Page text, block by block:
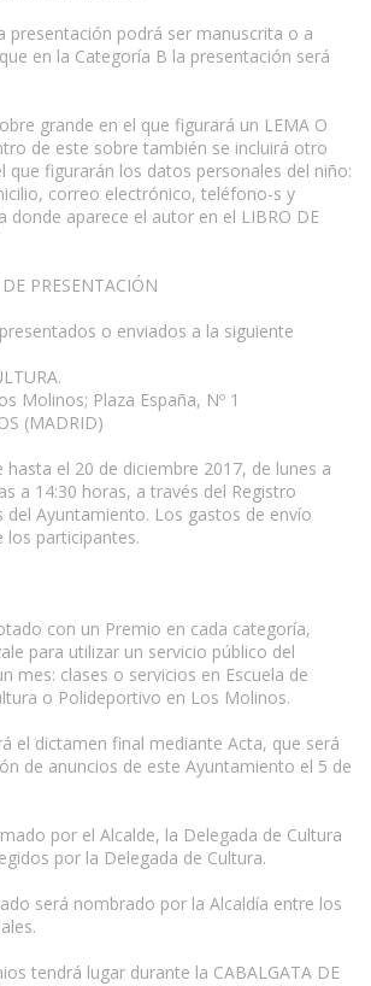
presentación podrá ser manuscrita o a
en la Categoría B la presentación será
grande en el que figurará un LEMA O
de este sobre también se incluirá otro
que figurarán los datos personales del niño:
correo electrónico, teléfono-s y
donde aparece el autor en el LIBRO DE
PRESENTACIÓN
o enviados a la siguiente
Molinos; Plaza España, Nº 1
(MADRID)
hasta el 20 de diciembre 2017, de lunes a
a 14:30 horas, a través del Registro
del Ayuntamiento. Los gastos de envío
los participantes.
con un Premio en cada categoría,
para utilizar un servicio público del
mes: clases o servicios en Escuela de
o Polideportivo en Los Molinos.
el dictamen final mediante Acta, que será
de anuncios de este Ayuntamiento el 5 de
por el Alcalde, la Delegada de Cultura
por la Delegada de Cultura.
será nombrado por la Alcaldía entre los
tendrá lugar durante la CABALGATA DE